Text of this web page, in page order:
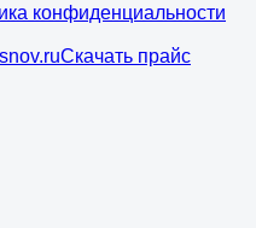
конфиденциальности
Скачать прайс